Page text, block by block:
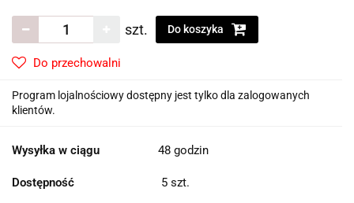
szt. Do koszyka
Do przechowalni
Program lojalnościowy dostępny jest tylko dla zalogowanych
klientów.
Wysyłka w ciągu 48 godzin
Dostępność 5 szt.